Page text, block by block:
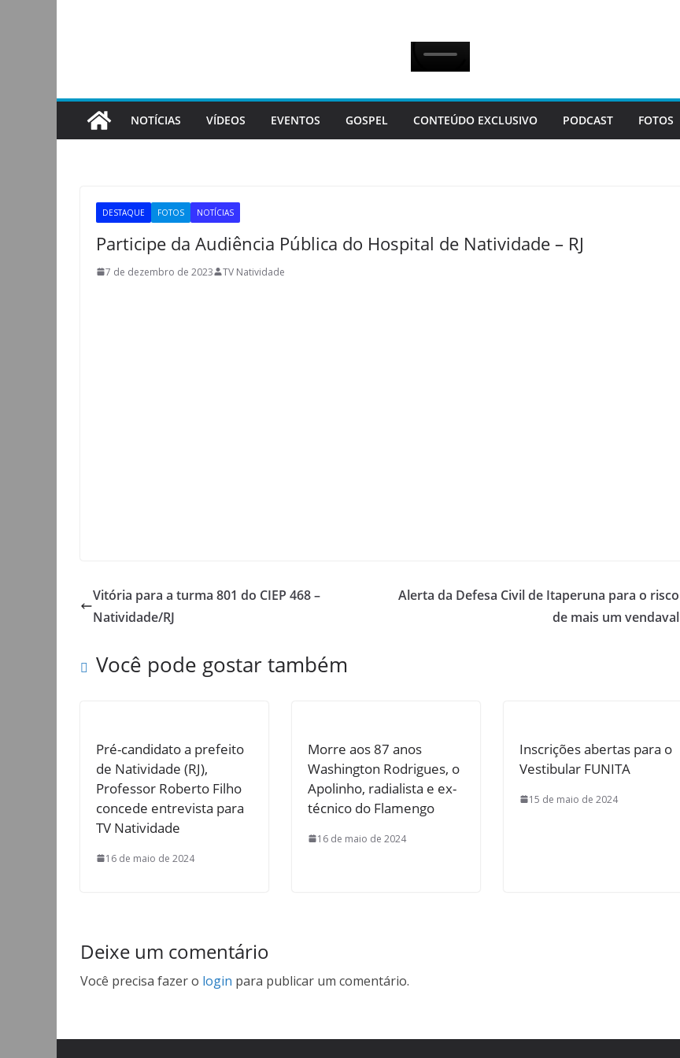
NOTÍCIAS VÍDEOS EVENTOS GOSPEL CONTEÚDO EXCLUSIVO PODCAST FOTOS
DESTAQUE FOTOS NOTÍCIAS
Participe da Audiência Pública do Hospital de Natividade – RJ
7 de dezembro de 2023 TV Natividade
Vitória para a turma 801 do CIEP 468 –
Natividade/RJ
Alerta da Defesa Civil de Itaperuna para o risco
de mais um vendaval
Você pode gostar também
Pré-candidato a prefeito
de Natividade (RJ),
Professor Roberto Filho
concede entrevista para
TV Natividade
16 de maio de 2024
Morre aos 87 anos
Washington Rodrigues, o
Apolinho, radialista e ex-
técnico do Flamengo
16 de maio de 2024
Inscrições abertas para o
Vestibular FUNITA
15 de maio de 2024
Deixe um comentário
Você precisa fazer o login para publicar um comentário.